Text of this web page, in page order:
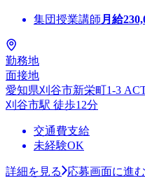
集団授業講師 月給
勤務地
面接地
愛知県刈谷市新栄町1-3
刈谷市駅 徒歩12分
交通費支給
未経験OK
詳細を見る
応募画面に進む